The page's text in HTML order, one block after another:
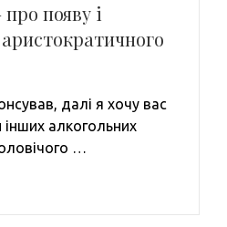
про появу і
далі я хочу вас
інших алкогольних
…